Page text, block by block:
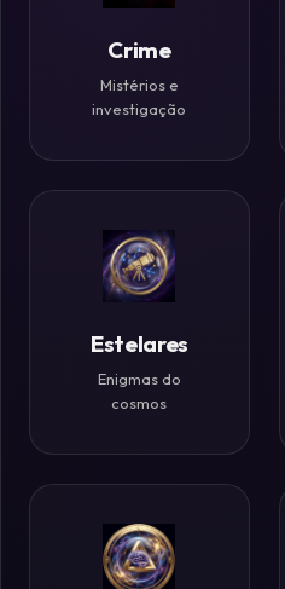
Ótica
Desafios
Crime
Mistérios e
investigação
Estelares
Enigmas do
cosmos